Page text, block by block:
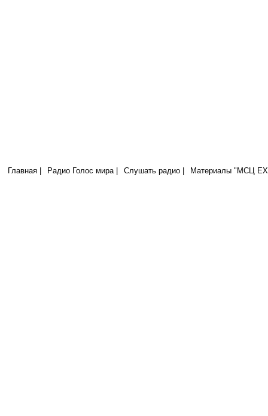
Главная | Радио Голос мира | Слушать радио | Материалы "МСЦ